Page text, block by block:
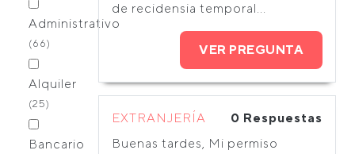
Administrativo
(66)
Alquiler
(25)
Bancario
de recidensia temporal...
VER PREGUNTA
EXTRANJERÍA
0 Respuestas
Buenas tardes, Mi permiso